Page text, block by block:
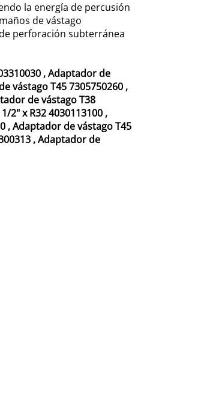
la energía de percusión
de vástago
perforación subterránea
,Adaptador de
vástago T45 7305750260 ,
de vástago T38
2" x R32 4030113100 ,
,Adaptador de vástago T45
,Adaptador de